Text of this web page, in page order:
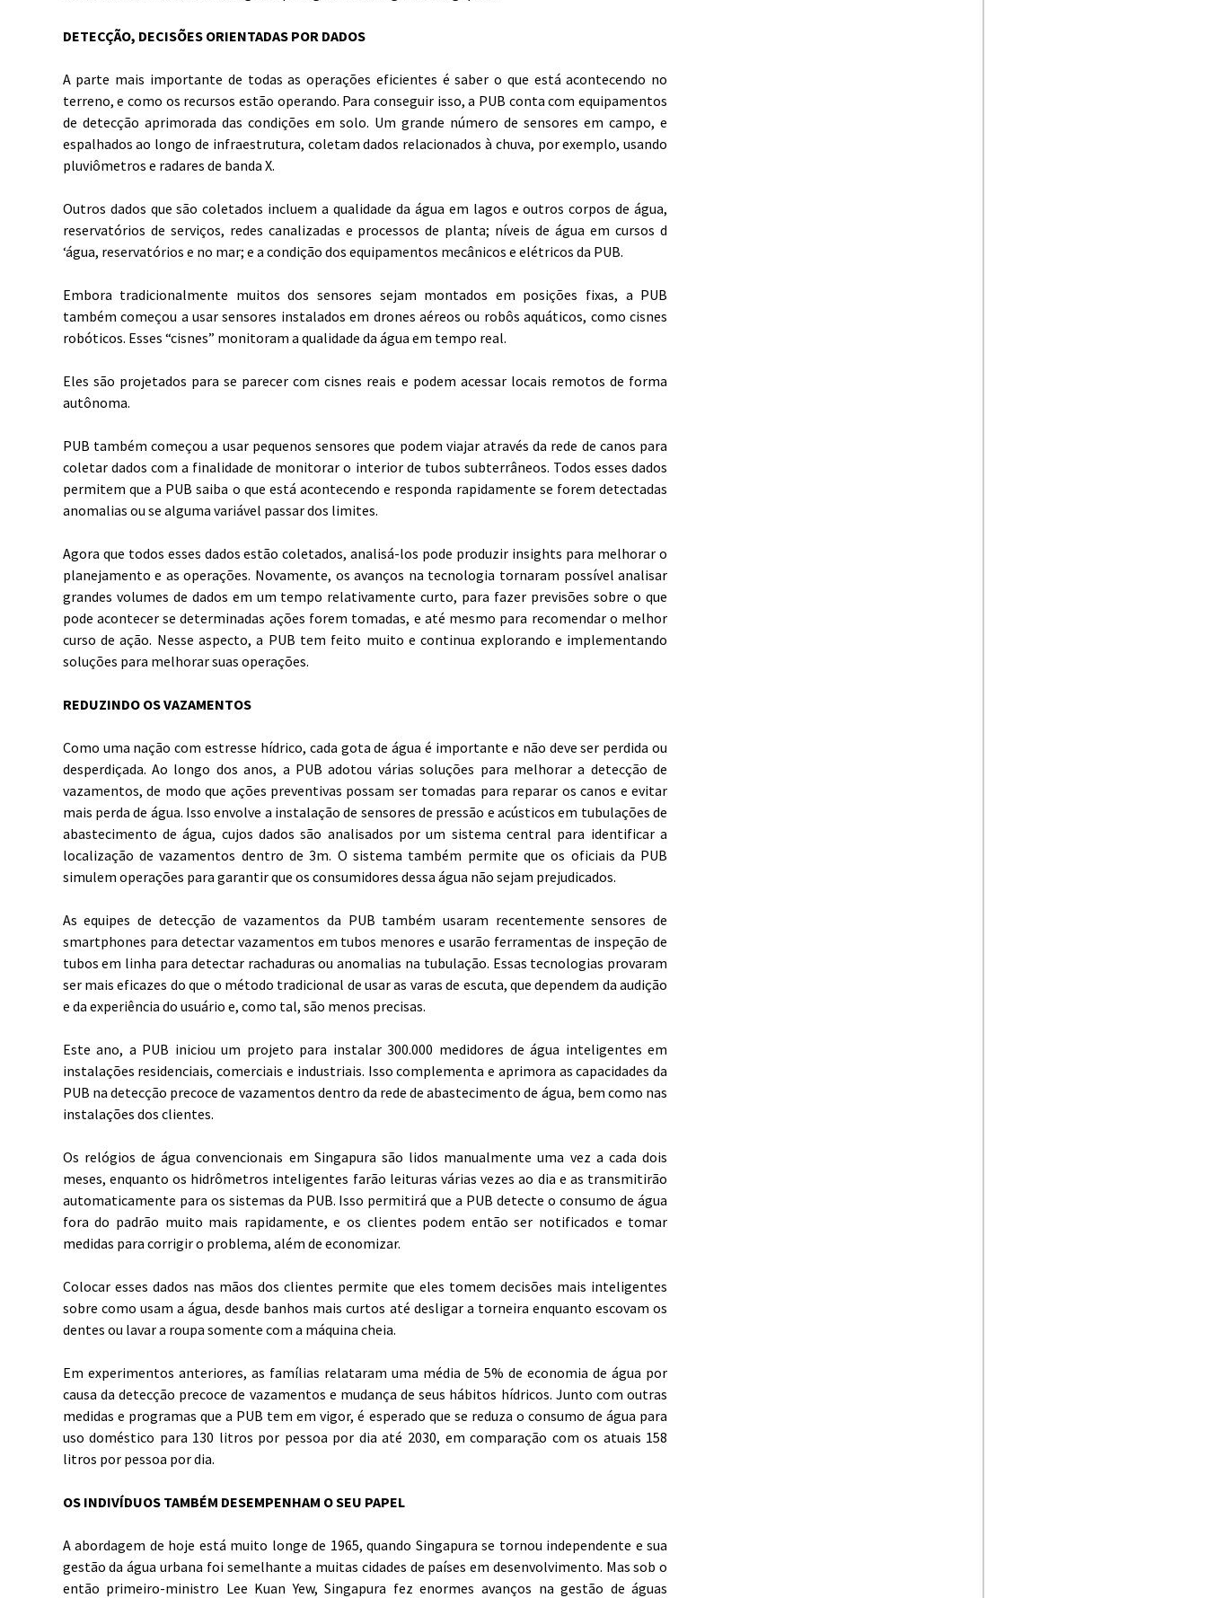
DETECÇÃO, DECISÕES ORIENTADAS POR DADOS
A parte mais importante de todas as operações eficientes é saber o que está acontecendo no
terreno, e como os recursos estão operando. Para conseguir isso, a PUB conta com equipamentos
de detecção aprimorada das condições em solo. Um grande número de sensores em campo, e
espalhados ao longo de infraestrutura, coletam dados relacionados à chuva, por exemplo, usando
pluviômetros e radares de banda X.
Outros dados que são coletados incluem a qualidade da água em lagos e outros corpos de água,
reservatórios de serviços, redes canalizadas e processos de planta; níveis de água em cursos d
‘água, reservatórios e no mar; e a condição dos equipamentos mecânicos e elétricos da PUB.
Embora tradicionalmente muitos dos sensores sejam montados em posições fixas, a PUB
também começou a usar sensores instalados em drones aéreos ou robôs aquáticos, como cisnes
robóticos. Esses “cisnes” monitoram a qualidade da água em tempo real.
Eles são projetados para se parecer com cisnes reais e podem acessar locais remotos de forma
autônoma.
PUB também começou a usar pequenos sensores que podem viajar através da rede de canos para
coletar dados com a finalidade de monitorar o interior de tubos subterrâneos. Todos esses dados
permitem que a PUB saiba o que está acontecendo e responda rapidamente se forem detectadas
anomalias ou se alguma variável passar dos limites.
Agora que todos esses dados estão coletados, analisá-los pode produzir insights para melhorar o
planejamento e as operações. Novamente, os avanços na tecnologia tornaram possível analisar
grandes volumes de dados em um tempo relativamente curto, para fazer previsões sobre o que
pode acontecer se determinadas ações forem tomadas, e até mesmo para recomendar o melhor
curso de ação. Nesse aspecto, a PUB tem feito muito e continua explorando e implementando
soluções para melhorar suas operações.
REDUZINDO OS VAZAMENTOS
Como uma nação com estresse hídrico, cada gota de água é importante e não deve ser perdida ou
desperdiçada. Ao longo dos anos, a PUB adotou várias soluções para melhorar a detecção de
vazamentos, de modo que ações preventivas possam ser tomadas para reparar os canos e evitar
mais perda de água. Isso envolve a instalação de sensores de pressão e acústicos em tubulações de
abastecimento de água, cujos dados são analisados por um sistema central para identificar a
localização de vazamentos dentro de 3m. O sistema também permite que os oficiais da PUB
simulem operações para garantir que os consumidores dessa água não sejam prejudicados.
As equipes de detecção de vazamentos da PUB também usaram recentemente sensores de
smartphones para detectar vazamentos em tubos menores e usarão ferramentas de inspeção de
tubos em linha para detectar rachaduras ou anomalias na tubulação. Essas tecnologias provaram
ser mais eficazes do que o método tradicional de usar as varas de escuta, que dependem da audição
e da experiência do usuário e, como tal, são menos precisas.
Este ano, a PUB iniciou um projeto para instalar 300.000 medidores de água inteligentes em
instalações residenciais, comerciais e industriais. Isso complementa e aprimora as capacidades da
PUB na detecção precoce de vazamentos dentro da rede de abastecimento de água, bem como nas
instalações dos clientes.
Os relógios de água convencionais em Singapura são lidos manualmente uma vez a cada dois
meses, enquanto os hidrômetros inteligentes farão leituras várias vezes ao dia e as transmitirão
automaticamente para os sistemas da PUB. Isso permitirá que a PUB detecte o consumo de água
fora do padrão muito mais rapidamente, e os clientes podem então ser notificados e tomar
medidas para corrigir o problema, além de economizar.
Colocar esses dados nas mãos dos clientes permite que eles tomem decisões mais inteligentes
sobre como usam a água, desde banhos mais curtos até desligar a torneira enquanto escovam os
dentes ou lavar a roupa somente com a máquina cheia.
Em experimentos anteriores, as famílias relataram uma média de 5% de economia de água por
causa da detecção precoce de vazamentos e mudança de seus hábitos hídricos. Junto com outras
medidas e programas que a PUB tem em vigor, é esperado que se reduza o consumo de água para
uso doméstico para 130 litros por pessoa por dia até 2030, em comparação com os atuais 158
litros por pessoa por dia.
OS INDIVÍDUOS TAMBÉM DESEMPENHAM O SEU PAPEL
A abordagem de hoje está muito longe de 1965, quando Singapura se tornou independente e sua
gestão da água urbana foi semelhante a muitas cidades de países em desenvolvimento. Mas sob o
então primeiro-ministro Lee Kuan Yew, Singapura fez enormes avanços na gestão de águas